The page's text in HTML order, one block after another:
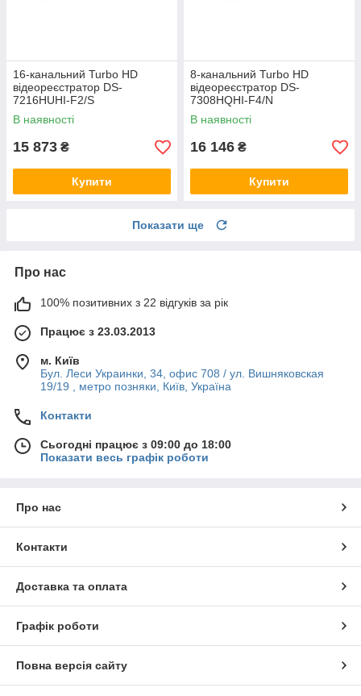
16-канальний Turbo HD
відеореєстратор DS-
7216HUHI-F2/S
В наявності
15 873 ₴
Купити
8-канальний Turbo HD
відеореєстратор DS-
7308HQHI-F4/N
В наявності
16 146 ₴
Купити
Показати ще
Про нас
100% позитивних з 22 відгуків за рік
Працює з 23.03.2013
м. Київ
Бул. Леси Украинки, 34, офис 708 / ул. Вишняковская
19/19 , метро позняки, Київ, Україна
Контакти
Сьогодні працює з 09:00 до 18:00
Показати весь графік роботи
Про нас
Контакти
Доставка та оплата
Графік роботи
Повна версія сайту